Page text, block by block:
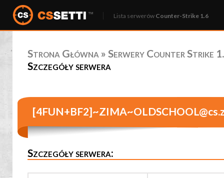
Lista serwerów Counter-Strike 1.6
Strona Główna » Serwery Counter Strike
Szczegóły serwera
Szczegóły serwera: